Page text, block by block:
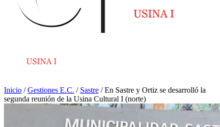
Inicio /Gestiones E.C. / Sastre /En Sastre y Ortiz se desarrolló la
segunda reunión de la Usina Cultural I (norte)